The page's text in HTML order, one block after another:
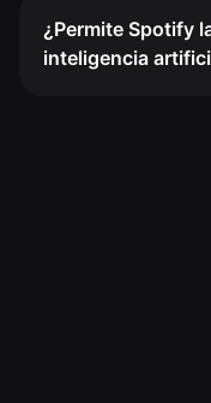
¿Permite Spotify
inteligencia